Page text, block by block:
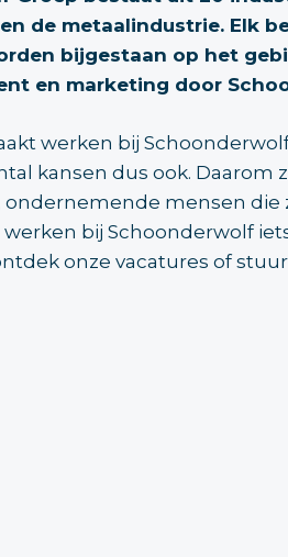
de metaalindustrie. Elk
bijgestaan op het
en marketing door
werken bij
kansen dus ook. Daarom
mensen die
werken bij Schoonderwolf
onze vacatures of